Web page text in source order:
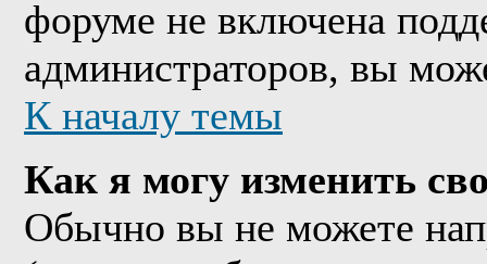
форуме не включена
администраторов, вы
К началу темы
Как я могу изменить
Обычно вы не можете